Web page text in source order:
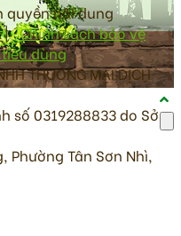
quyền nội dung
Chính sách bảo vệ
dùng
THƯƠNG MẠI DỊCH
số 0319288833 do Sở
Phường Tân Sơn Nhì,